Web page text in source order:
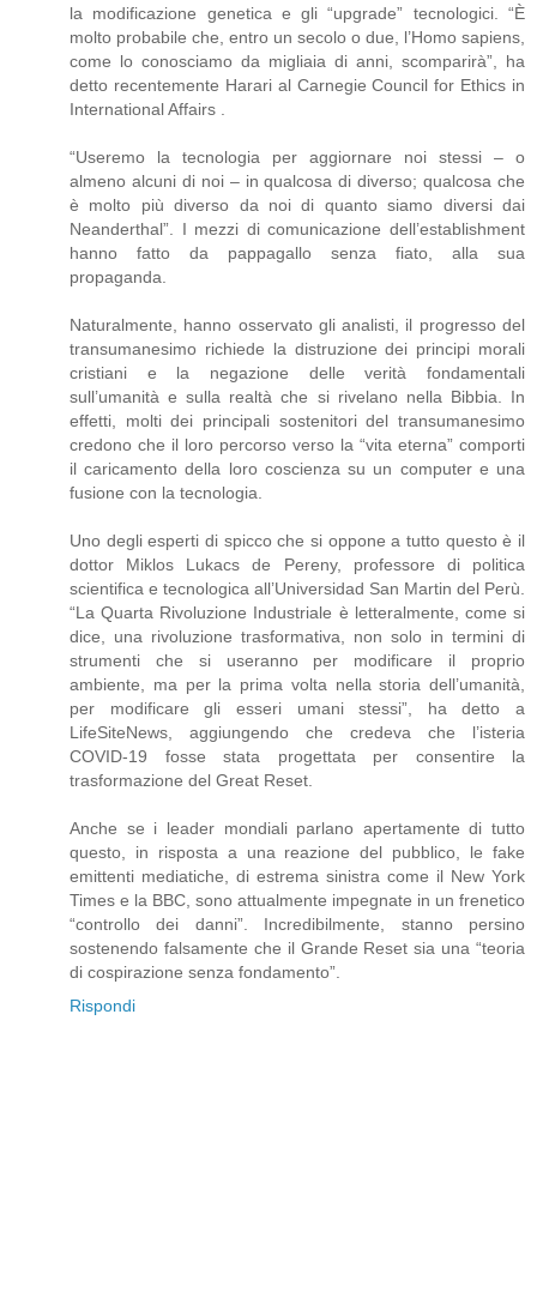
la modificazione genetica e gli “upgrade” tecnologici. “È
molto probabile che, entro un secolo o due, l’Homo sapiens,
come lo conosciamo da migliaia di anni, scomparirà”, ha
detto recentemente Harari al Carnegie Council for Ethics in
International Affairs .
“Useremo la tecnologia per aggiornare noi stessi – o
almeno alcuni di noi – in qualcosa di diverso; qualcosa che
è molto più diverso da noi di quanto siamo diversi dai
Neanderthal”. I mezzi di comunicazione dell’establishment
hanno fatto da pappagallo senza fiato, alla sua
propaganda.
Naturalmente, hanno osservato gli analisti, il progresso del
transumanesimo richiede la distruzione dei principi morali
cristiani e la negazione delle verità fondamentali
sull’umanità e sulla realtà che si rivelano nella Bibbia. In
effetti, molti dei principali sostenitori del transumanesimo
credono che il loro percorso verso la “vita eterna” comporti
il caricamento della loro coscienza su un computer e una
fusione con la tecnologia.
Uno degli esperti di spicco che si oppone a tutto questo è il
dottor Miklos Lukacs de Pereny, professore di politica
scientifica e tecnologica all’Universidad San Martin del Perù.
“La Quarta Rivoluzione Industriale è letteralmente, come si
dice, una rivoluzione trasformativa, non solo in termini di
strumenti che si useranno per modificare il proprio
ambiente, ma per la prima volta nella storia dell’umanità,
per modificare gli esseri umani stessi”, ha detto a
LifeSiteNews, aggiungendo che credeva che l’isteria
COVID-19 fosse stata progettata per consentire la
trasformazione del Great Reset.
Anche se i leader mondiali parlano apertamente di tutto
questo, in risposta a una reazione del pubblico, le fake
emittenti mediatiche, di estrema sinistra come il New York
Times e la BBC, sono attualmente impegnate in un frenetico
“controllo dei danni”. Incredibilmente, stanno persino
sostenendo falsamente che il Grande Reset sia una “teoria
di cospirazione senza fondamento”.
Rispondi